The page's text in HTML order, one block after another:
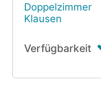
Doppelzimmer
Klausen
Verfügbarkeit